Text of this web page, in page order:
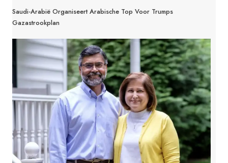
Saudi-Arabië Organiseert Arabische Top Voor Trumps
Gazastrookplan